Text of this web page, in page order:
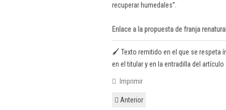
recuperar humedales”.
Enlace a la propuesta de franja
🖌️ Texto remitido en el que se respeta
en el titular y en la entradilla del artículo
Imprimir
Anterior